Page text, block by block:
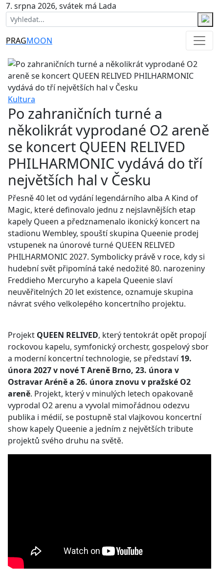
7. srpna 2026, svátek má Lada
PRAGMOON
Kultura
Po zahraničních turné a
několikrát vyprodané O2 areně
se koncert QUEEN RELIVED
PHILHARMONIC vydává do tří
největších hal v Česku
Přesně 40 let od vydání legendárního alba A Kind of
Magic, které definovalo jednu z nejslavnějších etap
kapely Queen a předznamenalo ikonický koncert na
stadionu Wembley, spouští skupina Queenie prodej
vstupenek na únorové turné QUEEN RELIVED
PHILHARMONIC 2027. Symbolicky právě v roce, kdy si
hudební svět připomíná také nedožité 80. narozeniny
Freddieho Mercuryho a kapela Queenie slaví
neuvěřitelných 20 let existence, oznamuje skupina
návrat svého velkolepého koncertního projektu.
Projekt QUEEN RELIVED, který tentokrát opět propojí
rockovou kapelu, symfonický orchestr, gospelový sbor
a moderní koncertní technologie, se představí19.
února 2027 v nové T Areně Brno, 23. února v
Ostravar Aréně a 26. února znovu v pražské O2
areně. Projekt, který v minulých letech opakovaně
vyprodal O2 arenu a vyvolal mimořádnou odezvu
publika i médií, se postupně stal vlajkovou koncertní
show kapely Queenie a jedním z největších tribute
projektů svého druhu na světě.